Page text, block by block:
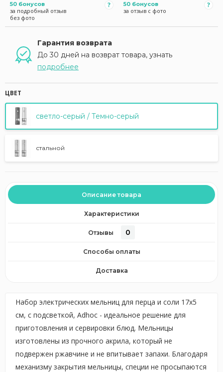
50 бонусов
за подробный отзыв
без фото
50 бонусов
за отзыв с фото
Гарантия возврата
До 30 дней на возврат товара, узнать
подробнее
ЦВЕТ
светло-серый / Темно-серый
стальной
Описание товара
Характеристики
Отзывы 0
Способы оплаты
Доставка
Набор электрических мельниц для перца и соли 17x5
см, с подсветкой, Adhoc - идеальное решение для
приготовления и сервировки блюд. Мельницы
изготовлены из прочного акрила, который не
подвержен ржавчине и не впитывает запахи. Благодаря
механизму закрытия мельницы, специи не просыпаются